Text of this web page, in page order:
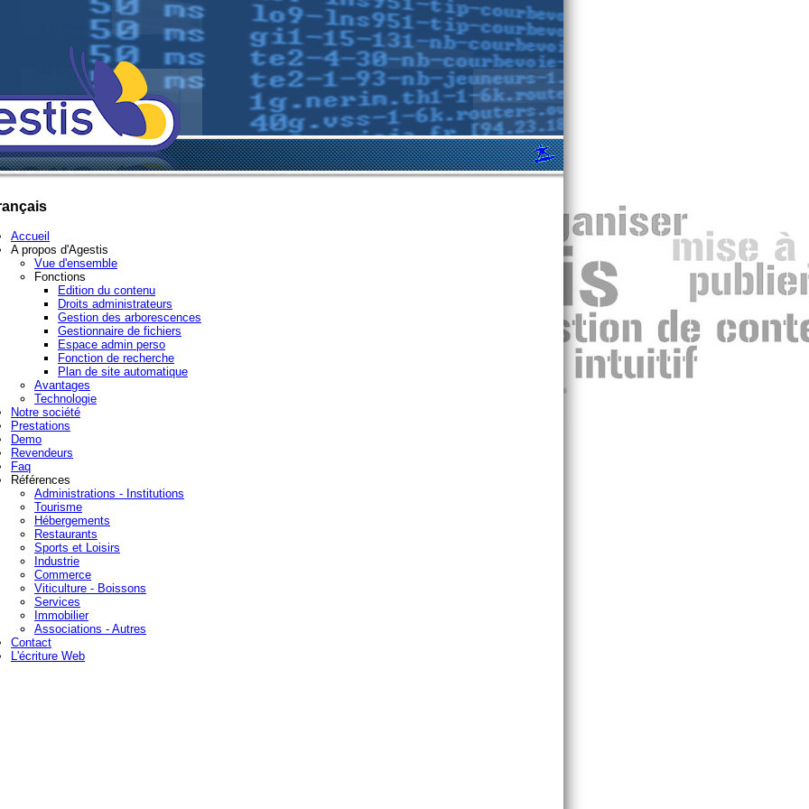
Accueil
A propos d'Agestis
Vue d'ensemble
Fonctions
Edition du contenu
Droits administrateurs
Gestion des arborescences
Gestionnaire de fichiers
Espace admin perso
Fonction de recherche
Plan de site automatique
Avantages
Technologie
Notre société
Prestations
Demo
Revendeurs
Faq
Références
Administrations - Institutions
Tourisme
Hébergements
Restaurants
Sports et Loisirs
Industrie
Commerce
Viticulture - Boissons
Services
Immobilier
Associations - Autres
Contact
L'écriture Web